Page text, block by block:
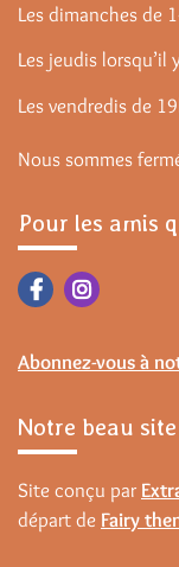
Les dimanches de
Les jeudis
Les vendredis de
Nous sommes
Pour les amis
Abonnez-vous à
Notre beau site
Site conçu par
départ de Fairy